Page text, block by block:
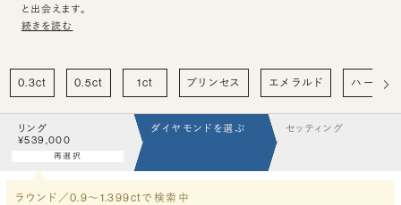
と出会えます。
続きを読む
0.3ct 0.5ct 1ct プリンセス エメラルド ハート
リング
¥539,000
再選択
ダイヤモンドを選ぶ セッティング
ラウンド／0.9〜1.399ctで検索中